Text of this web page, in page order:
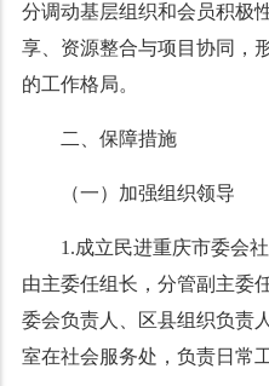
分调动基层组织和会员积极
享、资源整合与项目协同，
的工作格局。
二、保障措施
（一）加强组织领导
1.成立民进重庆市委会
由主委任组长，分管副主委
委会负责人、区县组织负责
室在社会服务处，负责日常